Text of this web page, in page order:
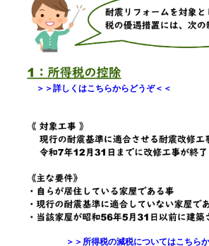
＞＞詳しくはこちらからどうぞ＜＜
＞＞所得税の減税についてはこちら